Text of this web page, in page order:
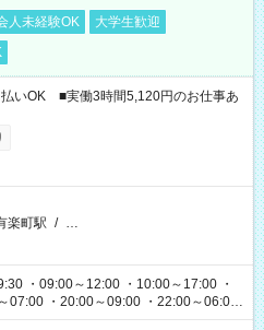
人未経験OK
大学生歓迎
いOK ■実働3時間5,120円のお仕事あ
楽町駅 / …
・09:00～12:00 ・10:00～17:00 ・
07:00 ・20:00～09:00 ・22:00～06:00